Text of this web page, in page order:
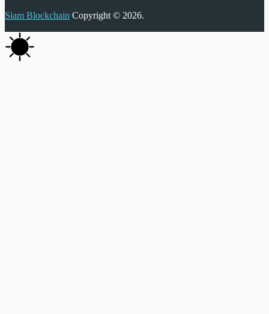
Siam Blockchain Copyright © 2026.